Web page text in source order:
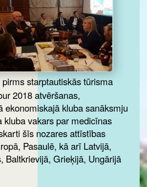
starptautiskās tūrisma
2018 atvēršanas,
ekonomiskajā kluba sanāksmju
kluba vakars par medicīnas
šīs nozares attīstības
Pasaulē, kā arī Latvijā,
Baltkrievijā, Grieķijā, Ungārijā